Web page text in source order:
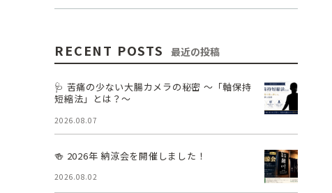
RECENT POSTS 最近の投稿
🩺 苦痛の少ない大腸カメラの秘密 ～「軸保持
短縮法」とは？～
2026.08.07
🍻 2026年 納涼会を開催しました！
2026.08.02